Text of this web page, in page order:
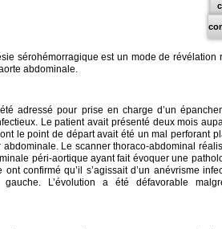
sérohémorragique est un mode de révélation
abdominale.
adressé pour prise en charge d’un
Le patient avait présenté deux mois
le point de départ avait été un mal perforant
Le scanner thoraco-abdominal
péri-aortique ayant fait évoquer une
confirmé qu’il s’agissait d’un anévrisme
L’évolution a été défavorable